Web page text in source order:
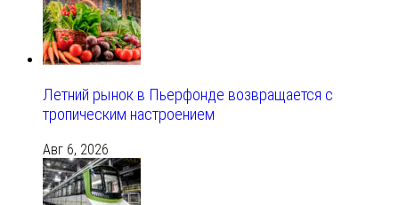
Летний рынок в Пьерфонде возвращается с
тропическим настроением
Авг 6, 2026